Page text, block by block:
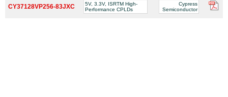
CY37128VP256-83JXC
5V, 3.3V, ISRTM High-
Performance CPLDs
Cypress
Semiconductor